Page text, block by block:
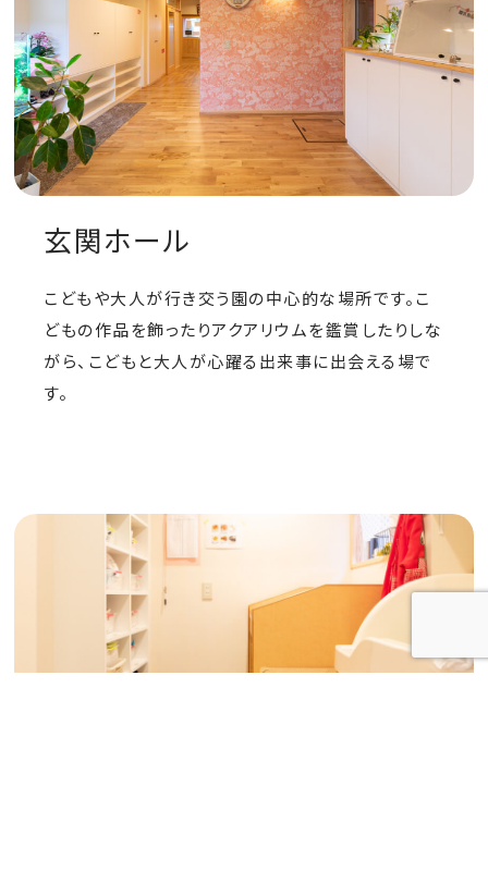
玄関ホール
こどもや大人が行き交う園の中心的な場所です。こ
どもの作品を飾ったりアクアリウムを鑑賞したりしな
がら、こどもと大人が心躍る出来事に出会える場で
す。